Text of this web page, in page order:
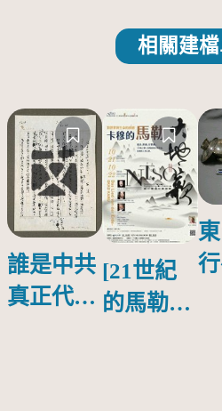
相關建
誰是中共
真正代言
[21世紀
的馬勒、